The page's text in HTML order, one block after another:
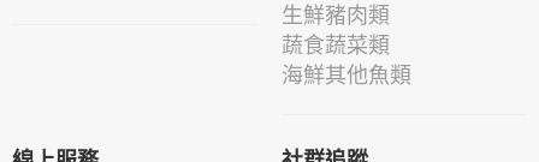
生鮮豬肉類
蔬食蔬菜類
海鮮其他魚類